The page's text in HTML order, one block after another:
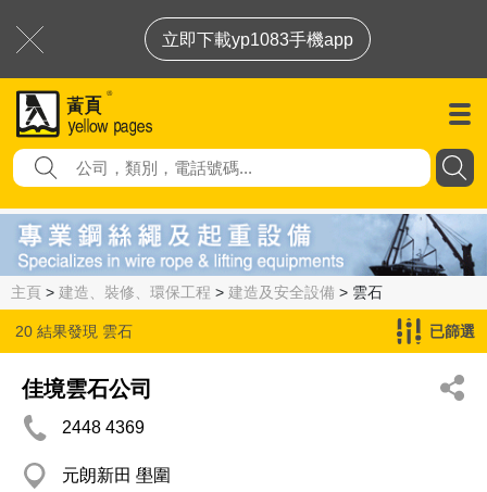
立即下載yp1083手機app
主頁 > 建造、裝修、環保工程 > 建造及安全設備 > 雲石
20 結果發現 雲石 已篩選
佳境雲石公司
2448 4369
元朗新田 壆圍